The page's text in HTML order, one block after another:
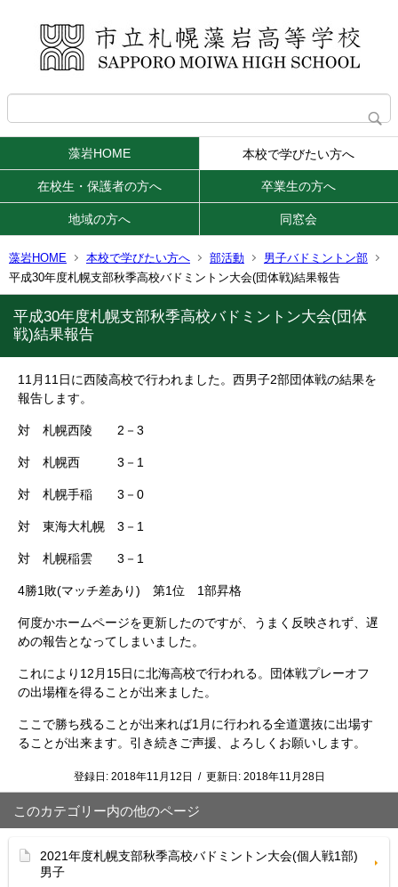
藻岩HOME 本校で学びたい方へ
在校生・保護者の方へ 卒業生の方へ
地域の方へ 同窓会
藻岩HOME 本校で学びたい方へ 部活動
男子バドミントン部
平成30年度札幌支部秋季高校バドミントン大会(団体戦)結果報告
平成30年度札幌支部秋季高校バドミントン大会(団体
戦)結果報告
11月11日に西陵高校で行われました。西男子2部団体戦の結果を
報告します。
対 札幌西陵 2－3
対 札幌西 3－1
対 札幌手稲 3－0
対 東海大札幌 3－1
対 札幌稲雲 3－1
4勝1敗(マッチ差あり) 第1位 1部昇格
何度かホームページを更新したのですが、うまく反映されず、遅
めの報告となってしまいました。
これにより12月15日に北海高校で行われる。団体戦プレーオフ
の出場権を得ることが出来ました。
ここで勝ち残ることが出来れば1月に行われる全道選抜に出場す
ることが出来ます。引き続きご声援、よろしくお願いします。
登録日: 2018年11月12日 / 更新日: 2018年11月28日
このカテゴリー内の他のページ
2021年度札幌支部秋季高校バドミントン大会(個人戦1部)
男子